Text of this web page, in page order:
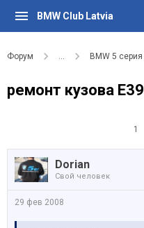
BMW Club Latvia
Форум ... BMW 5 серия
ремонт кузова Е39
1
Dorian
Свой человек
29 фев 2008